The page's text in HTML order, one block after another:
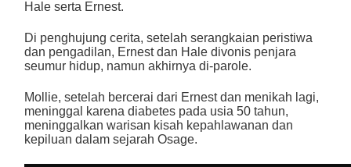
Hale serta Ernest.
Di penghujung cerita, setelah serangkaian peristiwa
dan pengadilan, Ernest dan Hale divonis penjara
seumur hidup, namun akhirnya di-parole.
Mollie, setelah bercerai dari Ernest dan menikah lagi,
meninggal karena diabetes pada usia 50 tahun,
meninggalkan warisan kisah kepahlawanan dan
kepiluan dalam sejarah Osage.